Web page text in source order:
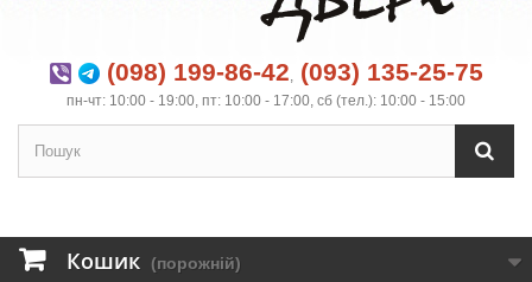
(098) 199-86-42, (093) 135-25-75
пн-чт: 10:00 - 19:00, пт: 10:00 - 17:00, сб (тел.): 10:00 - 15:00
Кошик (порожній)